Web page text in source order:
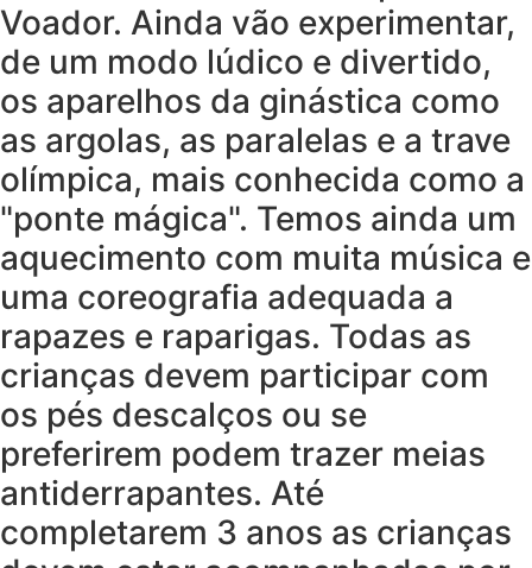
Voador. Ainda vão experimentar,
de um modo lúdico e divertido,
os aparelhos da ginástica como
as argolas, as paralelas e a trave
olímpica, mais conhecida como a
"ponte mágica". Temos ainda um
aquecimento com muita música e
uma coreografia adequada a
rapazes e raparigas. Todas as
crianças devem participar com
os pés descalços ou se
preferirem podem trazer meias
antiderrapantes. Até
completarem 3 anos as crianças